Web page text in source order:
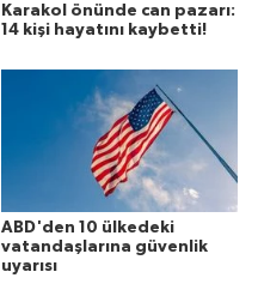
Karakol önünde can pazarı:
14 kişi hayatını kaybetti!
ABD'den 10 ülkedeki
vatandaşlarına güvenlik
uyarısı